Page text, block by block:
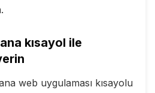
kısayol ile
web uygulaması kısayolu